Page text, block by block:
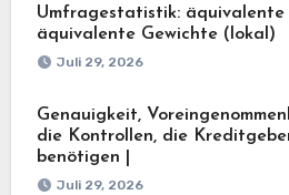
Umfragestatistik: äquivalente
äquivalente Gewichte (lokal)
Juli 29, 2026
Genauigkeit,
die Kontrollen, die
benötigen |
Juli 29, 2026